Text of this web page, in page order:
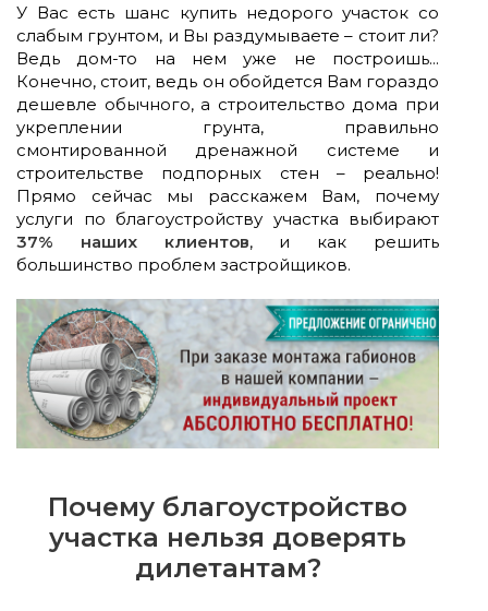
У Вас есть шанс купить недорого участок со
слабым грунтом, и Вы раздумываете – стоит ли?
Ведь дом-то на нем уже не построишь...
Конечно, стоит, ведь он обойдется Вам гораздо
дешевле обычного, а строительство дома при
укреплении грунта, правильно
смонтированной дренажной системе и
строительстве подпорных стен – реально!
Прямо сейчас мы расскажем Вам, почему
услуги по благоустройству участка выбирают
37% наших клиентов, и как решить
большинство проблем застройщиков.
Почему благоустройство
участка нельзя доверять
дилетантам?